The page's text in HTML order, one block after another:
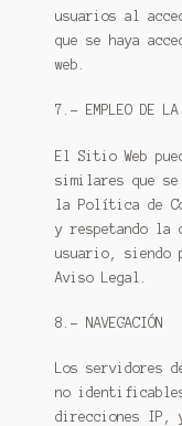
usuarios al
que se haya
web.
7.- EMPLEO DE LA
El Sitio Web
similares que
la Política de
y respetando la
usuario, siendo
Aviso Legal.
8.- NAVEGACIÓN
Los servidores
no
direcciones IP,